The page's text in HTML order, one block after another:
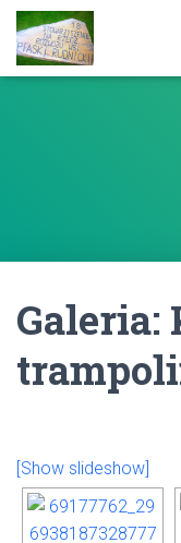
Galeria:
[Show slideshow]